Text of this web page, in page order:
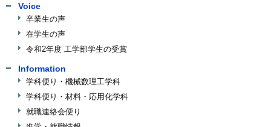
Voice
卒業生の声
在学生の声
令和2年度 工学部学生の受賞
Information
学科便り・機械数理工学科
学科便り・材料・応用化学科
就職連絡会便り